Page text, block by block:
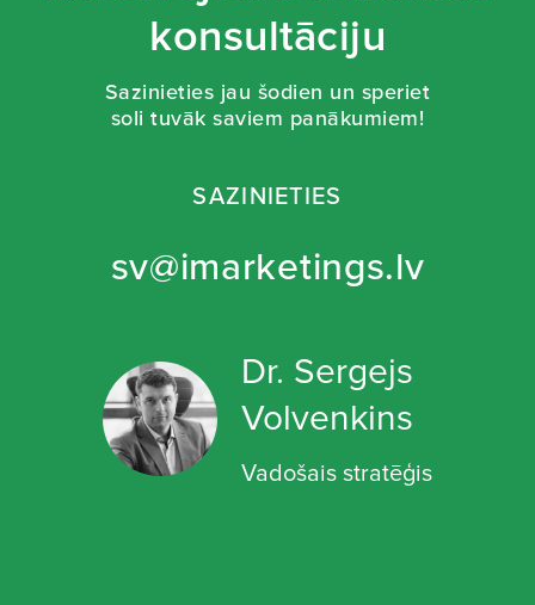
konsultāciju
Sazinieties jau šodien un speriet
soli tuvāk saviem panākumiem!
SAZINIETIES
sv@imarketings.lv
Dr. Sergejs
Volvenkins
Vadošais stratēģis